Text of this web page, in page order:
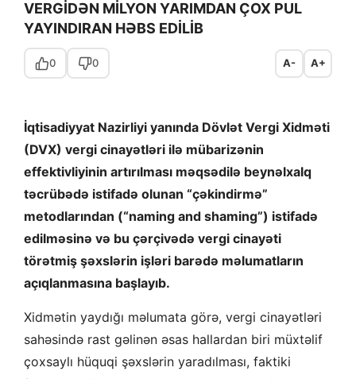
VERGİDƏN MİLYON YARIMDAN ÇOX PUL
YAYINDIRAN HƏBS EDİLİB
0 0 A- A+
İqtisadiyyat Nazirliyi yanında Dövlət Vergi Xidməti
(DVX) vergi cinayətləri ilə mübarizənin
effektivliyinin artırılması məqsədilə beynəlxalq
təcrübədə istifadə olunan “çəkindirmə”
metodlarından (“naming and shaming”) istifadə
edilməsinə və bu çərçivədə vergi cinayəti
törətmiş şəxslərin işləri barədə məlumatların
açıqlanmasına başlayıb.
Xidmətin yaydığı məlumata görə, vergi cinayətləri
sahəsində rast gəlinən əsas hallardan biri müxtəlif
çoxsaylı hüquqi şəxslərin yaradılması, faktiki